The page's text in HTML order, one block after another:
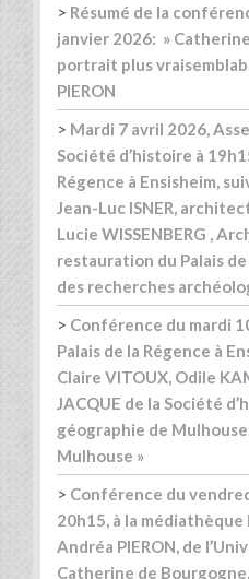
> Résumé de la
janvier 2026: »
portrait plus
PIERON
> Mardi 7 avril 2026,
Société d’histoire à
Régence à Ensisheim,
Jean-Luc ISNER,
Lucie WISSENBERG ,
restauration du Palais
des recherches
> Conférence du mardi
Palais de la Régence à
Claire VITOUX, Odile
JACQUE de la Société
géographie de
Mulhouse »
> Conférence du
20h15, à la
Andréa PIERON, de
Catherine de